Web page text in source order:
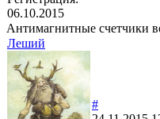
06.10.2015
Антимагнитные счетчики
Леший
#